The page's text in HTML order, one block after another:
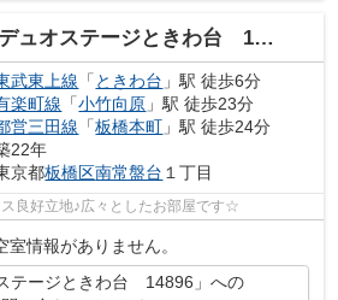
ュオステージときわ台 14896
武東上線 「 ときわ台 」駅 徒歩6分
楽町線 「小竹向原 」駅 徒歩23分
営三田線 「板橋本町 」駅 徒歩24分
22年
京都板橋区南常盤台 １丁目
良好立地♪広々としたお部屋です☆
室情報がありません。
テージときわ台 14896」への